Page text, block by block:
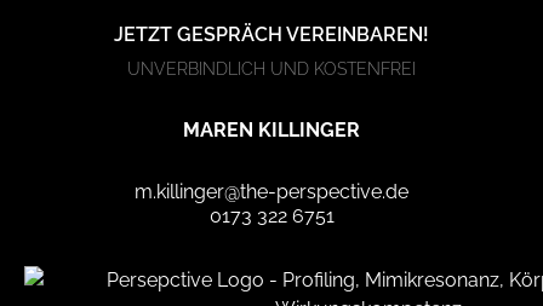
JETZT GESPRÄCH VEREINBAREN!
UNVERBINDLICH UND KOSTENFREI
MAREN KILLINGER
m.killinger@the-perspective.de
0173 322 6751